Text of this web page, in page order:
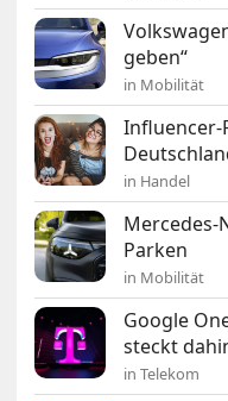
geben“
in Mobilität
in Handel
Mercedes-
Parken
in Mobilität
Google
steckt
in Telekom